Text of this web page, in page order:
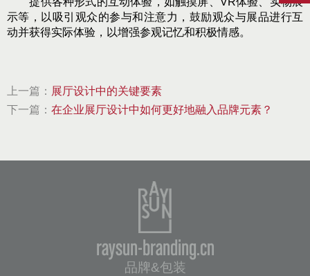
示等，以吸引观众的参与和注意力，鼓励观众与展品进行互
动并获得实际体验，以增强参观记忆和积极情感。
上一篇： 展厅设计中的关键要素
下一篇： 在企业展厅设计中如何更好地融入品牌元素？
raysun-branding.cn
品牌&包装